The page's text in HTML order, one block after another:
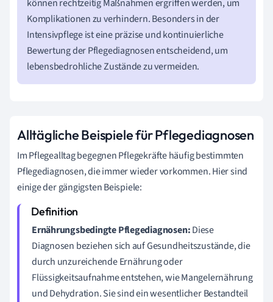
können rechtzeitig Maßnahmen ergriffen werden, um
Komplikationen zu verhindern. Besonders in der
Intensivpflege ist eine präzise und kontinuierliche
Bewertung der Pflegediagnosen entscheidend, um
lebensbedrohliche Zustände zu vermeiden.
Alltägliche Beispiele für Pflegediagnosen
Im Pflegealltag begegnen Pflegekräfte häufig bestimmten
Pflegediagnosen, die immer wieder vorkommen. Hier sind
einige der gängigsten Beispiele:
Ernährungsbedingte Pflegediagnosen:Diese
Diagnosen beziehen sich auf Gesundheitszustände, die
durch unzureichende Ernährung oder
Flüssigkeitsaufnahme entstehen, wie Mangelernährung
und Dehydration. Sie sind ein wesentlicher Bestandteil